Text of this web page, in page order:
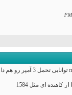
ای مثل 1584